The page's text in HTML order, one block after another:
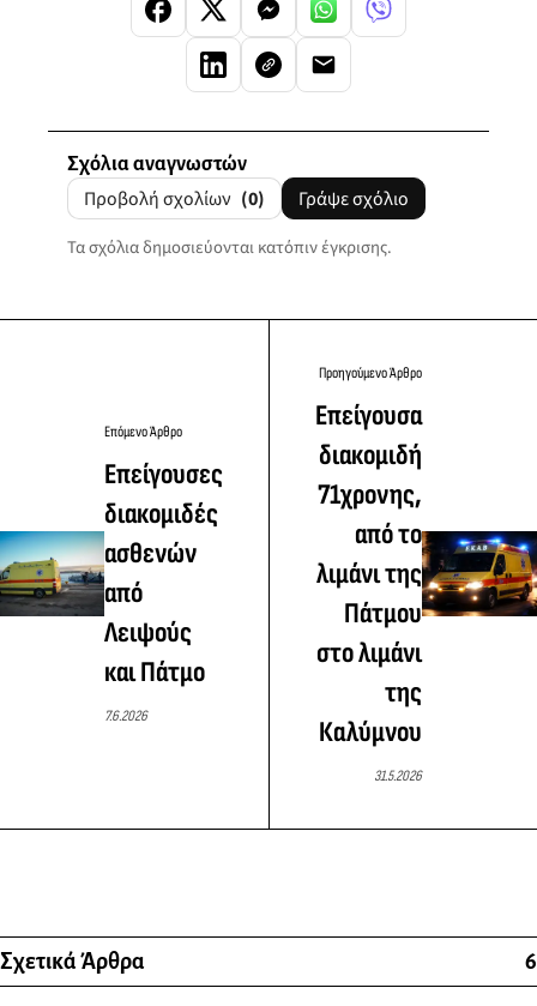
Σχόλια αναγνωστών
Προβολή σχολίων (0) Γράψε σχόλιο
Τα σχόλια δημοσιεύονται κατόπιν έγκρισης.
Επόμενο Άρθρο
Επείγουσες
διακομιδές
ασθενών
από
Λειψούς
και Πάτμο
7.6.2026
Προηγούμενο Άρθρο
Επείγουσα
διακομιδή
71χρονης,
από το
λιμάνι της
Πάτμου
στο λιμάνι
της
Καλύμνου
31.5.2026
Σχετικά Άρθρα 6